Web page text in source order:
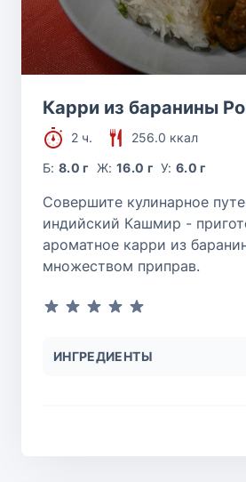
Карри из баранины
2 ч.
256.0 ккал
Б:8.0 г Ж: 16.0 г У:6.0 г
Совершите кулинарное
индийский Кашмир -
ароматное карри из
множеством приправ.
ИНГРЕДИЕНТЫ